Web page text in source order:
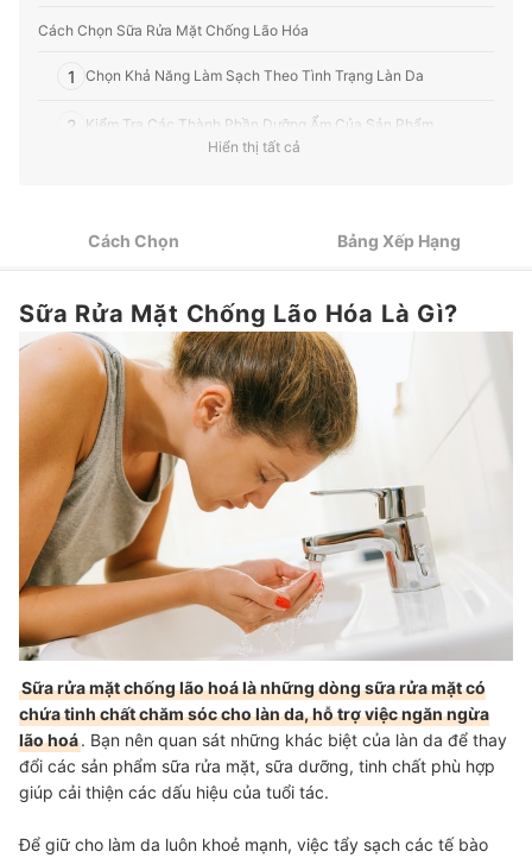
Cách Chọn Sữa Rửa Mặt Chống Lão Hóa
1 Chọn Khả Năng Làm Sạch Theo Tình Trạng Làn Da
2 Kiểm Tra Các Thành Phần Dưỡng Ẩm Của Sản Phẩm
vấn mua)
Sữa Rửa Mặt Collagen Có Tác Dụng Gì? Có Cần Bảo Quản Lạnh
Không?
Độ Tuổi Thích Hợp Để Dùng Sữa Rửa Mặt Chống Lão Hóa?
Lưu Ý Chọn Sữa Rửa Mặt Chống Lão Hóa Cho Da Dầu Mụn, Nhạy
Cảm?
Tham Khảo Thêm Các Sản Phẩm Chống Lão Hoá
Hiển thị tất cả
Cách Chọn Bảng Xếp Hạng
Sữa Rửa Mặt Chống Lão Hóa Là Gì?
Sữa rửa mặt chống lão hoá là những dòng sữa rửa mặt có
chứa tinh chất chăm sóc cho làn da, hỗ trợ việc ngăn ngừa
lão hoá. Bạn nên quan sát những khác biệt của làn da để thay
đổi các sản phẩm sữa rửa mặt, sữa dưỡng, tinh chất phù hợp
giúp cải thiện các dấu hiệu của tuổi tác.
Để giữ cho làm da luôn khoẻ mạnh, việc tẩy sạch các tế bào